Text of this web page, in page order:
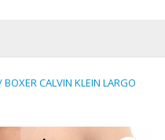
BOXER CALVIN KLEIN LARGO